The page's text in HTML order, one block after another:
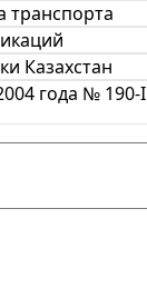
транспорта
Казахстан
года № 190-I